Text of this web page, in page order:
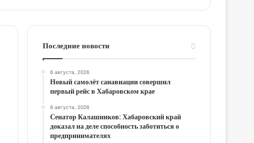
Последние новости
6 августа, 2026
Новый самолёт санавиации совершил
первый рейс в Хабаровском крае
6 августа, 2026
Сенатор Калашников: Хабаровский край
доказал на деле способность заботиться о
предпринимателях